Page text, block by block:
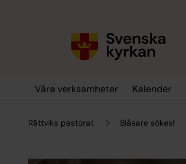
Våra verksamheter Kalender
Rättviks pastorat Blåsare sökes!